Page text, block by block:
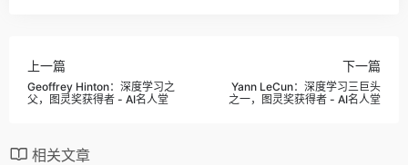
上一篇
Geoffrey Hinton：深度学习之
父，图灵奖获得者 - AI名人堂
下一篇
Yann LeCun：深度学习三巨头
之一，图灵奖获得者 - AI名人堂
相关文章